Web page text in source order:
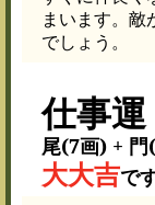
まいます。敵
でしょう。
仕事運
尾(7画) +
大大吉で